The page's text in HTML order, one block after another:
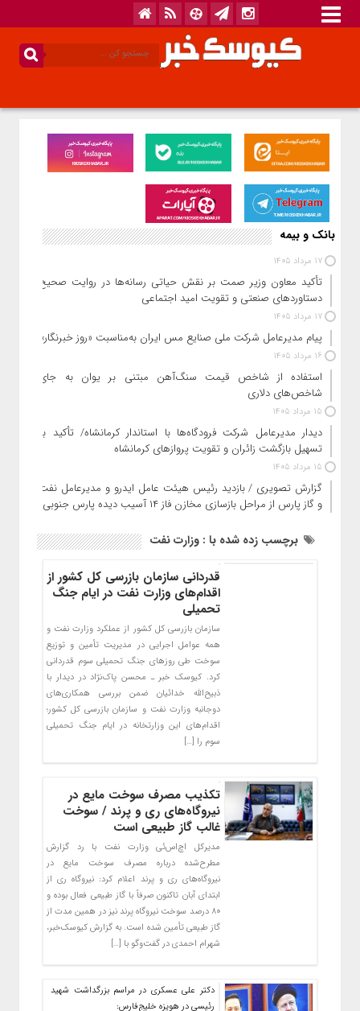
بانک و بیمه
17 مرداد 1405
تأکید معاون وزیر صمت بر نقش حیاتی رسانه‌ها در روایت صحیح
دستاوردهای صنعتی و تقویت امید اجتماعی
17 مرداد 1405
پیام مدیرعامل شرکت ملی صنایع مس ایران به‌مناسبت «روز خبرنگار»
16 مرداد 1405
استفاده از شاخص قیمت سنگ‌آهن مبتنی بر یوان به جای
شاخص‌های دلاری
15 مرداد 1405
دیدار مدیرعامل شرکت فرودگاه‌ها با استاندار کرمانشاه/ تأکید بر
تسهیل بازگشت زائران و تقویت پروازهای کرمانشاه
15 مرداد 1405
گزارش تصویری / بازدید رئیس هیئت عامل ایدرو و مدیرعامل نفت
و گاز پارس از مراحل بازسازی مخازن فاز ۱۴ آسیب دیده پارس جنوبی
برچسب زده شده با : وزارت نفت
قدردانی سازمان بازرسی کل کشور از
اقدام‌های وزارت نفت در ایام جنگ
تحمیلی
سازمان بازرسی کل کشور از عملکرد وزارت نفت و
همه عوامل اجرایی در مدیریت تأمین و توزیع
سوخت طی روزهای جنگ تحمیلی سوم قدردانی
کرد. کیوسک خبر ـ محسن پاک‌نژاد در دیدار با
ذبیح‌الله خدائیان ضمن بررسی همکاری‌های
دوجانبه وزارت نفت و سازمان بازرسی کل کشور؛
اقدام‌های این وزارتخانه در ایام جنگ تحمیلی
سوم را […]
تکذیب مصرف سوخت مایع در
نیروگاه‌های ری و پرند / سوخت
غالب گاز طبیعی است
مدیرکل اچ‌اس‌ئی وزارت نفت با رد گزارش
مطرح‌شده درباره مصرف سوخت مایع در
نیروگاه‌های ری و پرند اعلام کرد: نیروگاه ری از
ابتدای آبان تاکنون صرفاً با گاز طبیعی فعال بوده و
۸۰ درصد سوخت نیروگاه پرند نیز در همین مدت از
گاز طبیعی تأمین شده است. به گزارش کیوسک‌خبر،
شهرام احمدی در گفت‌وگو با […]
دکتر علی عسکری در مراسم بزرگداشت شهید
رئیسی در هویزه خلیج‌فارس: